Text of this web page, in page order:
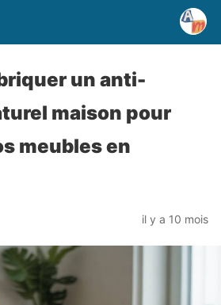
un anti-
maison pour
meubles en
il y a 10 mois